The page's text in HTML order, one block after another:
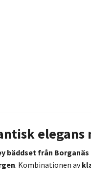
bäddset från Borganäs
. Kombinationen av